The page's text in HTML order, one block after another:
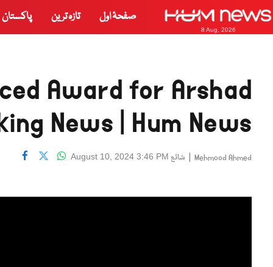
8 Aug, 2026
صفحۂ اول تازہ ترین پاکستان
Award for Arshad
News | Hum News
Mehmood Ahmed
| شائع August 10, 2024 3:46 PM